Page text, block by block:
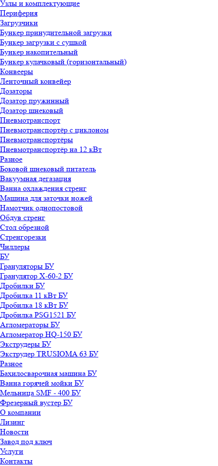
Узлы и комплектующие
Периферия
Загрузчики
Бункер принудительной загрузки
Бункер загрузки с сушкой
Бункер накопительный
Бункер кулачковый (горизонтальный)
Конвееры
Ленточный конвейер
Дозаторы
Дозатор пружинный
Дозатор шнековый
Пневмотранспорт
Пневмотранспортёр с циклоном
Пневмотранспортёры
Пневмотранспортёр на 12 кВт
Разное
Боковой шнековый питатель
Вакуумная дегазация
Ванна охлаждения стренг
Машина для заточки ножей
Намотчик однопостовой
Обдув стренг
Стол обрезной
Стренгорезки
Чиллеры
БУ
Грануляторы БУ
Гранулятор X-60-2 БУ
Дробилки БУ
Дробилка 11 кВт БУ
Дробилка 18 кВт БУ
Дробилка PSG1521 БУ
Агломераторы БУ
Агломератор HQ-150 БУ
Экструдеры БУ
Экструдер TRUSIOMA 63 БУ
Разное
Бахилосварочная машина БУ
Ванна горячей мойки БУ
Мельница SMF - 400 БУ
Фрезерный вустер БУ
О компании
Лизинг
Новости
Завод под ключ
Услуги
Контакты